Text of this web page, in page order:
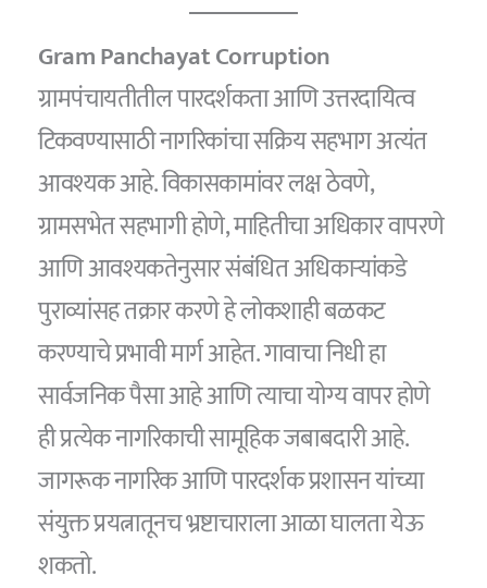
Gram Panchayat Corruption
ग्रामपंचायतीतील पारदर्शकता आणि उत्तरदायित्व
टिकवण्यासाठी नागरिकांचा सक्रिय सहभाग अत्यंत
आवश्यक आहे. विकासकामांवर लक्ष ठेवणे,
ग्रामसभेत सहभागी होणे, माहितीचा अधिकार वापरणे
आणि आवश्यकतेनुसार संबंधित अधिकाऱ्यांकडे
पुराव्यांसह तक्रार करणे हे लोकशाही बळकट
करण्याचे प्रभावी मार्ग आहेत. गावाचा निधी हा
सार्वजनिक पैसा आहे आणि त्याचा योग्य वापर होणे
ही प्रत्येक नागरिकाची सामूहिक जबाबदारी आहे.
जागरूक नागरिक आणि पारदर्शक प्रशासन यांच्या
संयुक्त प्रयत्नातूनच भ्रष्टाचाराला आळा घालता येऊ
शकतो.